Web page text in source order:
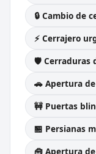
🔒 Cambio de
⚡ Cerrajero
🛡️ Cerraduras
🚗 Apertura
🚧 Puertas
🏪 Persianas
🧰 Apertura